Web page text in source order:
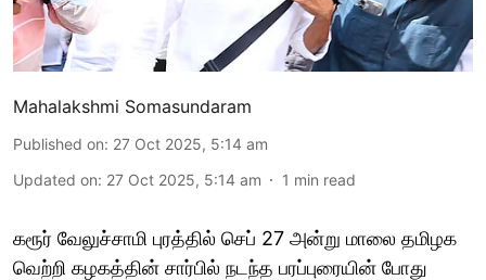
Mahalakshmi Somasundaram
Published on: 27 Oct 2025, 5:14 am
Updated on: 27 Oct 2025, 5:14 am 1 min read
கரூர் வேலுச்சாமி புரத்தில் செப் 27 அன்று மாலை தமிழக
வெற்றி கழகத்தின் சார்பில் நடந்த பரப்புரையின் போது